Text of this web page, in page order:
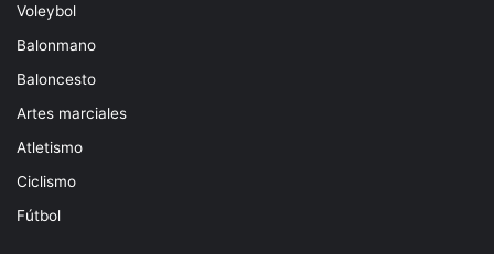
Voleybol
Balonmano
Baloncesto
Artes marciales
Atletismo
Ciclismo
Fútbol